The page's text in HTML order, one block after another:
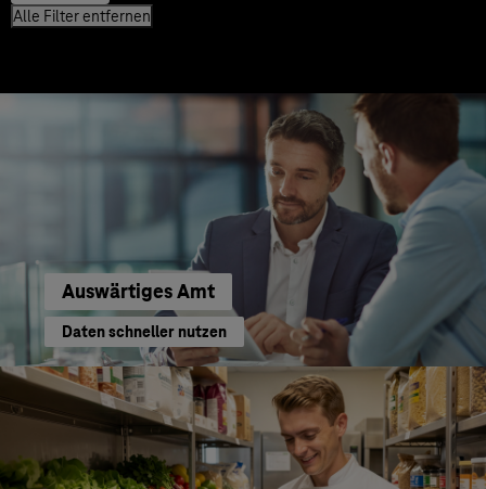
Alle Filter entfernen
Auswärtiges Amt
Daten schneller nutzen